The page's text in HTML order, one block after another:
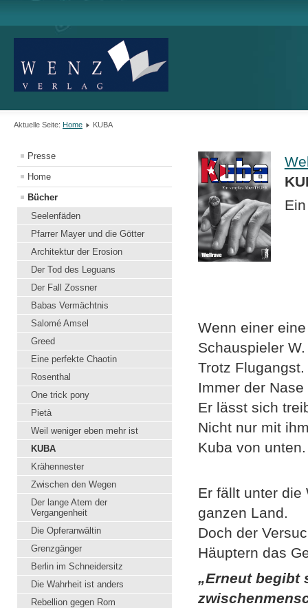
Aktuelle Seite: Home KUBA
Presse
Home
Bücher
Seelenfäden
Pfarrer Mayer und die Götter
Architektur der Erosion
Der Tod des Leguans
Der Fall Zossner
Babas Vermächtnis
Salomé Amsel
Greed
Eine perfekte Chaotin
Rosenthal
One trick pony
Pietà
Weil weniger eben mehr ist
KUBA
Krähennester
Zwischen den Wegen
Der lange Atem der
Vergangenheit
Die Opferanwältin
Grenzgänger
Berlin im Schneidersitz
Die Wahrheit ist anders
Rebellion gegen Rom
Wenn einer
Schauspieler
Trotz
Immer der
Er lässt sich
Nicht nur mit
Kuba von
Er fällt unter die
ganzen Land.
Doch der
Häuptern das
„Erneut begibt